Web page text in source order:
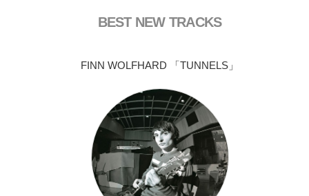
BEST NEW TRACKS
FINN WOLFHARD 「TUNNELS」